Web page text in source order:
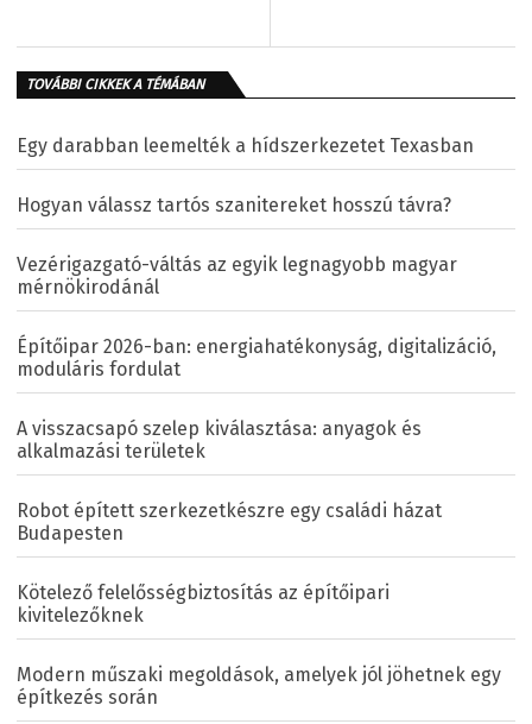
TOVÁBBI CIKKEK A TÉMÁBAN
Egy darabban leemelték a hídszerkezetet Texasban
Hogyan válassz tartós szanitereket hosszú távra?
Vezérigazgató-váltás az egyik legnagyobb magyar
mérnökirodánál
Építőipar 2026-ban: energiahatékonyság, digitalizáció,
moduláris fordulat
A visszacsapó szelep kiválasztása: anyagok és
alkalmazási területek
Robot épített szerkezetkészre egy családi házat
Budapesten
Kötelező felelősségbiztosítás az építőipari
kivitelezőknek
Modern műszaki megoldások, amelyek jól jöhetnek egy
építkezés során